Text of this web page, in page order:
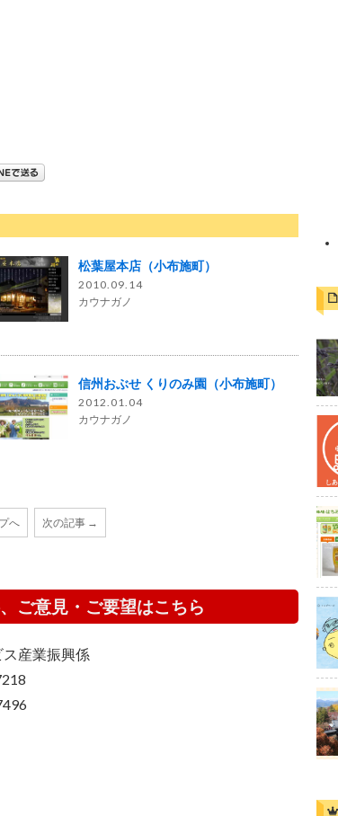
松葉屋本店（小布施町）
2010.09.14
カウナガノ
信州おぶせ くりのみ園（小布施町）
2012.01.04
カウナガノ
へ 次の記事 →
ご意見・ご要望はこちら
産業振興係